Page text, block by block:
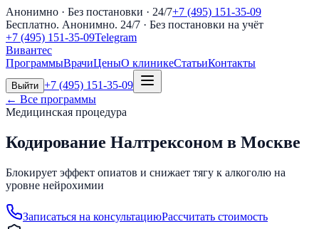
Анонимно · Без постановки · 24/7+7 (495) 151-35-09
Бесплатно. Анонимно. 24/7 · Без постановки на учёт
+7 (495) 151-35-09Telegram
Вивантес
ПрограммыВрачиЦеныО клиникеСтатьиКонтакты
Выйти +7 (495) 151-35-09
← Все программы
Медицинская процедура
Кодирование Налтрексоном в Москве
Блокирует эффект опиатов и снижает тягу к алкоголю на
уровне нейрохимии
Записаться на консультациюРассчитать стоимость